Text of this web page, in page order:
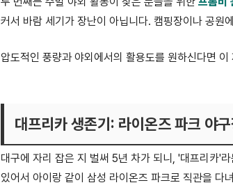
커서 바람 세기가 장난이 아닙니다. 캠핑장이나 공원
압도적인 풍량과 야외에서의 활용도를 원하신다면
대프리카 생존기: 라이온즈 파크 야
대구에 자리 잡은 지 벌써 5년 차가 되니, '대프리카'
있어서 아이랑 같이 삼성 라이온즈 파크로 직관을 다